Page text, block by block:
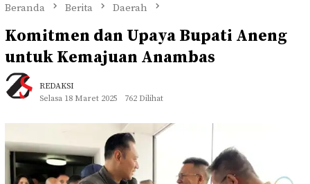
Beranda Berita Daerah
Komitmen dan Upaya Bupati Aneng
untuk Kemajuan Anambas
REDAKSI
Selasa 18 Maret 2025
762 Dilihat